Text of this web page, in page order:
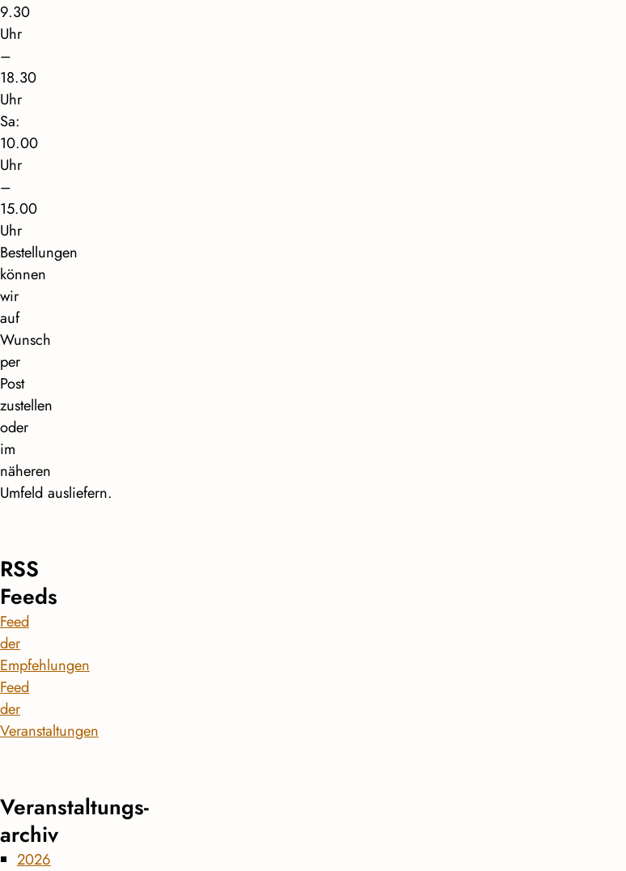
9.30
Uhr
–
18.30
Uhr
Sa:
10.00
Uhr
–
15.00
Uhr
Bestellungen
können
wir
auf
Wunsch
per
Post
zustellen
oder
im
näheren
Umfeld ausliefern.
RSS
Feeds
Feed
der
Empfehlungen
Feed
der
Veranstaltungen
Veranstaltungs­
archiv
2026